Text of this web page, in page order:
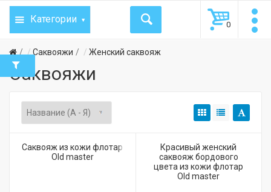
Категории 0
Саквояжи Женский саквояж
Саквояжи
Саквояж из кожи флотар
Old master
Красивый женский
саквояж бордового
цвета из кожи флотар
Old master